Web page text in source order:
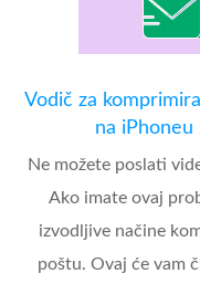
Vodič za
na
Ne možete poslati
Ako imate ovaj
izvodljive načine
poštu. Ovaj će vam